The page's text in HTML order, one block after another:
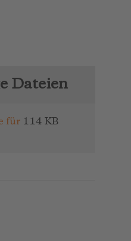
Dateien
für 114 KB